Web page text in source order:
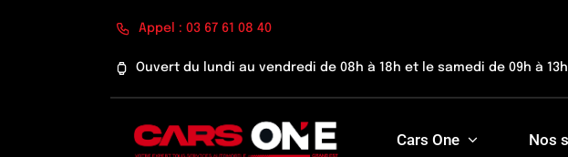
Appel : 03 67 61 08 40
Ouvert du lundi au vendredi de 08h à 18h et le samedi de 09h à 13h
Cars One Nos